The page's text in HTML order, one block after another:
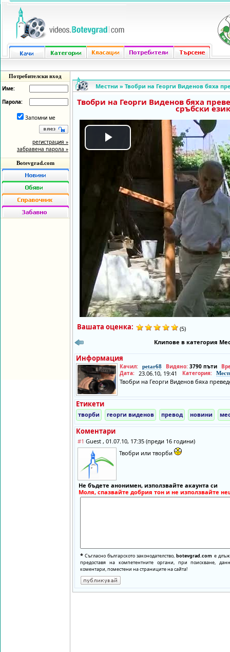
Потребителски вход
Име:
Парола:
Запомни ме
регистрация »
забравена парола »
Botevgrad.com
Местни » Твобри на Георги Виденов бяха
Твобри на Георги Виденов бяха
сръбски език
Play
Video
Вашата оценка:
(5)
Клипове в категория
Информация
Качил: petar68 Видяно: 3790 пъти
Дата: 23.06.10, 19:41 Категория:
Твобри на Георги Виденов бяха
Етикети
творби георги виденов превод новини
Коментари
#1 Guest , 01.07.10, 17:35 (преди 16 години)
Твобри или творби
Не бъдете анонимен, използвайте акаунта си
Моля, спазвайте добрия тон и не използвайте
* Съгласно българското законодателство,botevgrad.com е
предоставя на компетентните органи, при поискване,
коментари, поместени на страниците на сайта!